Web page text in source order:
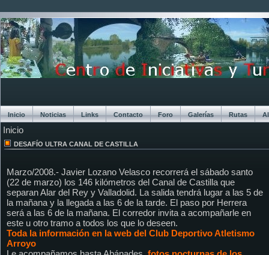
Inicio Noticias Links Contacto Foro Galerías Rutas
Chat
Inicio
DESAFÍO ULTRA CANAL DE CASTILLA
Marzo/2008.- Javier Lozano Velasco recorrerá el sábado santo
(22 de marzo) los 146 kilómetros del Canal de Castilla que
separan Alar del Rey y Valladolid. La salida tendrá lugar a las 5 de
la mañana y la llegada a las 6 de la tarde. El paso por Herrera
será a las 6 de la mañana. El corredor invita a acompañarle en
este u otro tramo a todos los que lo deseen.
Toda la información en la web del Club Deportivo Atletismo
Arroyo